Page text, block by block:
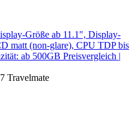
Größe ab 11.1", Display-
matt (non-glare), CPU TDP bis
ab 500GB Preisvergleich |
Travelmate